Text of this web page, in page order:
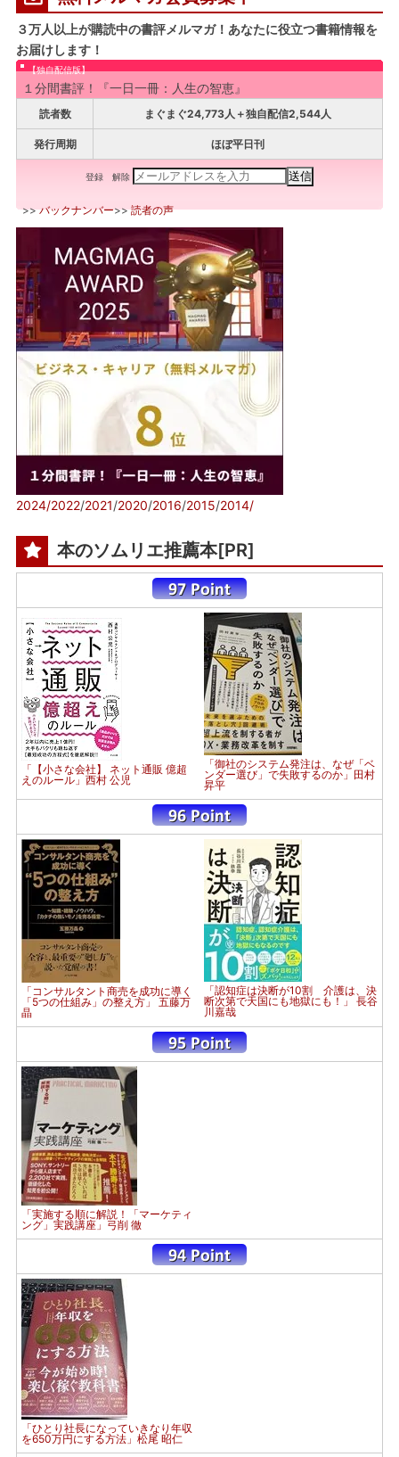
３万人以上が購読中の書評メルマガ！あなたに役立つ書籍情報を
お届けします！
【独自配信版】
１分間書評！『一日一冊：人生の智恵』
読者数 まぐまぐ24,773人＋独自配信2,544人
発行周期 ほぼ平日刊
登録 解除
>>バックナンバー>>読者の声
2024/2022/2021/2020/2016/2015/2014/
本のソムリエ推薦本[PR]
「【小さな会社】 ネット通販 億超
えのルール」西村 公児
「御社のシステム発注は、なぜ「ベ
ンダー選び」で失敗するのか」田村
昇平
「コンサルタント商売を成功に導く
「5つの仕組み」の整え方」 五藤万
晶
「認知症は決断が10割 介護は、決
断次第で天国にも地獄にも！」 長谷
川嘉哉
「実施する順に解説！「マーケティ
ング」実践講座」弓削 徹
「ひとり社長になっていきなり年収
を650万円にする方法」松尾 昭仁